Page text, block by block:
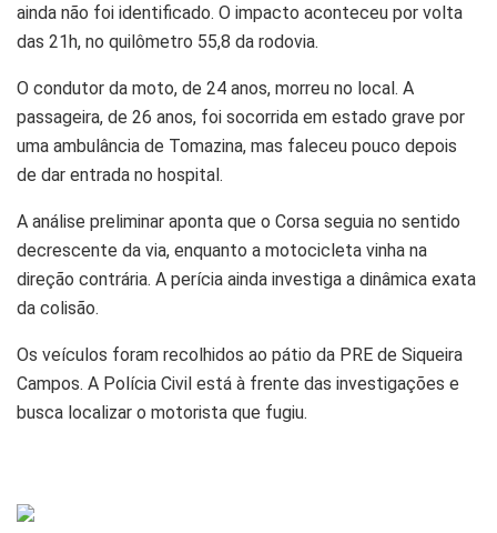
ainda não foi identificado. O impacto aconteceu por volta
das 21h, no quilômetro 55,8 da rodovia.
O condutor da moto, de 24 anos, morreu no local. A
passageira, de 26 anos, foi socorrida em estado grave por
uma ambulância de Tomazina, mas faleceu pouco depois
de dar entrada no hospital.
A análise preliminar aponta que o Corsa seguia no sentido
decrescente da via, enquanto a motocicleta vinha na
direção contrária. A perícia ainda investiga a dinâmica exata
da colisão.
Os veículos foram recolhidos ao pátio da PRE de Siqueira
Campos. A Polícia Civil está à frente das investigações e
busca localizar o motorista que fugiu.